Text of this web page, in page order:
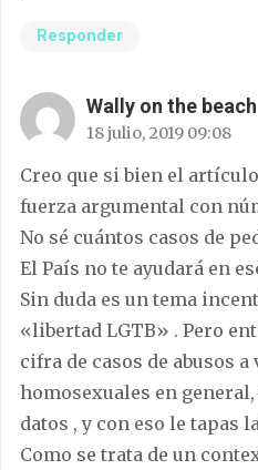
Responder
Wally on the beach
18 julio, 2019 09:08
Creo que si bien el
fuerza argumental con
No sé cuántos casos de
El País no te ayudará en
Sin duda es un tema
«libertad LGTB» . Pero
cifra de casos de abusos
homosexuales en
datos , y con eso le tapas
Como se trata de un